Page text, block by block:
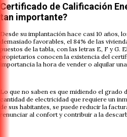
Certificado de Calificación
tan importante?
Desde su implantación hace casi 10 años,
demasiado favorables, el 84% de las
puestos de la tabla, con las letras E, F y G.
propietarios conocen la existencia del
importancia la hora de vender o alquilar
Lo que no saben es que midiendo el grado
cantidad de electricidad que requiere un
de sus habitantes, se puede reducir la
renunciar al confort y contribuir a la